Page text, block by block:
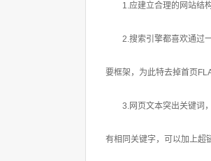
1.应建立合理的网站结构
2.搜索引擎都喜欢通过一
要框架，为此特去掉首页
3.网页文本突出关键词，
有相同关键字，可以加上超